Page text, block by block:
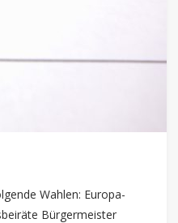
Wahlen: Europa-
Bürgermeister